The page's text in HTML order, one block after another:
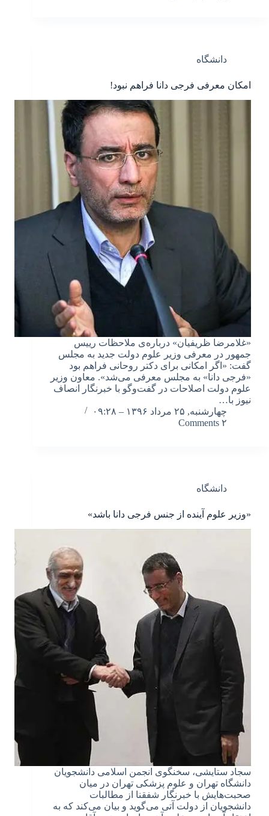
دانشگاه
امکان معرفی فرجی دانا فراهم نبود!
«غلامرضا ظریفیان» درباره‌ی ملاحظات رییس
جمهور در معرفی وزیر علوم دولت جدید به مجلس
گفت: «اگر امکانی برای دکتر روحانی فراهم بود
«فرجی دانا» به مجلس معرفی می‌شد». معاون وزیر
علوم دولت اصلاحات در گفت‌وگو با خبرنگار انصاف
نیوز با…
چهارشنبه, ۲۵ مرداد ۱۳۹۶ – ۰۹:۲۸
۲ Comments
دانشگاه
«وزیر علوم آینده از جنس فرجی دانا باشد»
سجاد ستایشی، سخنگوی انجمن اسلامی دانشجویان
دانشگاه تهران و علوم پزشکی تهران در میان
صحبت‌هایش با خبرنگار شفقنا از مطالبات
دانشجویان از دولت آتی می‌گوید و بیان می‌کند که به